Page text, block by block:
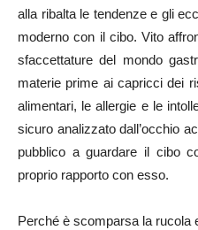
alla ribalta le tendenze e gli
moderno con il cibo. Vito
sfaccettature del mondo
materie prime ai capricci dei
alimentari, le allergie e le
sicuro analizzato dall’occhio
pubblico a guardare il cibo
proprio rapporto con esso.
Perché è scomparsa la rucola